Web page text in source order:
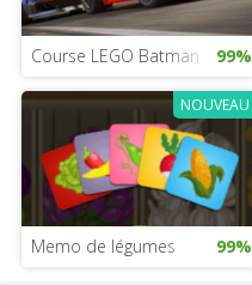
Course LEGO Batman 99%
NOUVEAU
Memo de légumes 99%